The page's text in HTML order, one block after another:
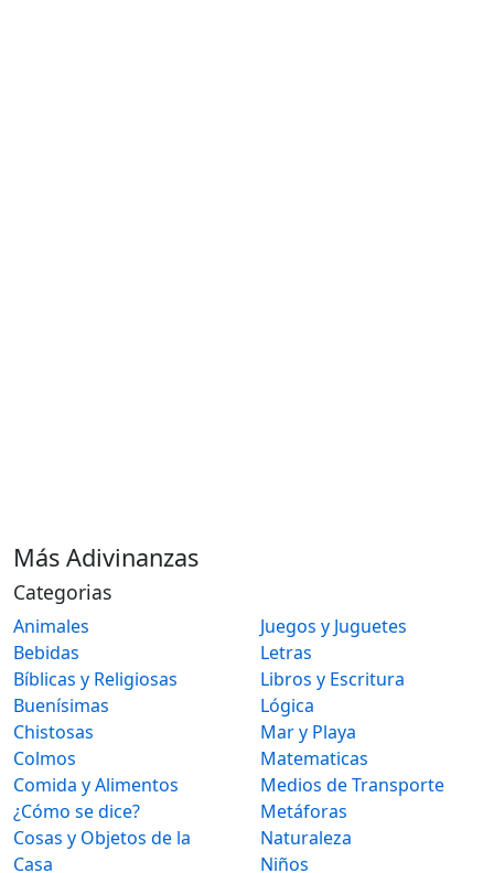
Más Adivinanzas
Categorias
Animales
Bebidas
Bíblicas y Religiosas
Buenísimas
Chistosas
Colmos
Comida y Alimentos
¿Cómo se dice?
Cosas y Objetos de la
Casa
Juegos y Juguetes
Letras
Libros y Escritura
Lógica
Mar y Playa
Matematicas
Medios de Transporte
Metáforas
Naturaleza
Niños